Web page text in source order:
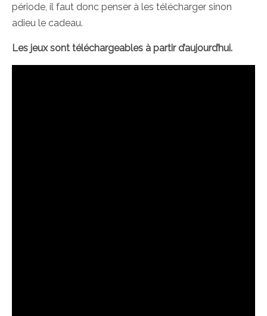
période, il faut donc penser à les télécharger sinon
adieu le cadeau.
Les jeux sont téléchargeables à partir d’aujourd’hui.